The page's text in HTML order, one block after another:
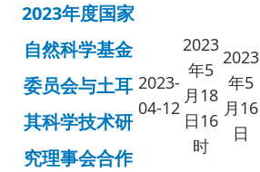
2023年度国家
自然科学基金
委员会与土耳
其科学技术研
究理事会合作
2023-
04-12
2023
年5
月18
日16
时
2023
年5
月16
日